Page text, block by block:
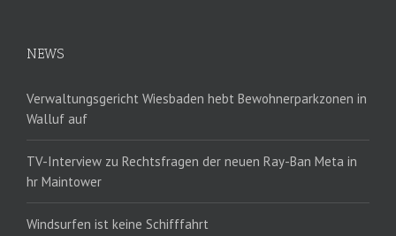
NEWS
Verwaltungsgericht Wiesbaden hebt Bewohnerparkzonen in
Walluf auf
TV-Interview zu Rechtsfragen der neuen Ray-Ban Meta in
hr Maintower
Windsurfen ist keine Schifffahrt